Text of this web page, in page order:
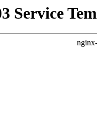
Service